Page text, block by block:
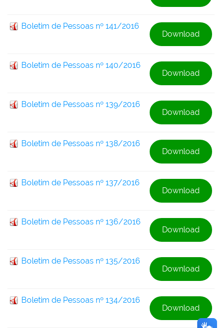
Boletim de Pessoas nº 141/2016
Download
Boletim de Pessoas nº 140/2016
Download
Boletim de Pessoas nº 139/2016
Download
Boletim de Pessoas nº 138/2016
Download
Boletim de Pessoas nº 137/2016
Download
Boletim de Pessoas nº 136/2016
Download
Boletim de Pessoas nº 135/2016
Download
Boletim de Pessoas nº 134/2016
Download